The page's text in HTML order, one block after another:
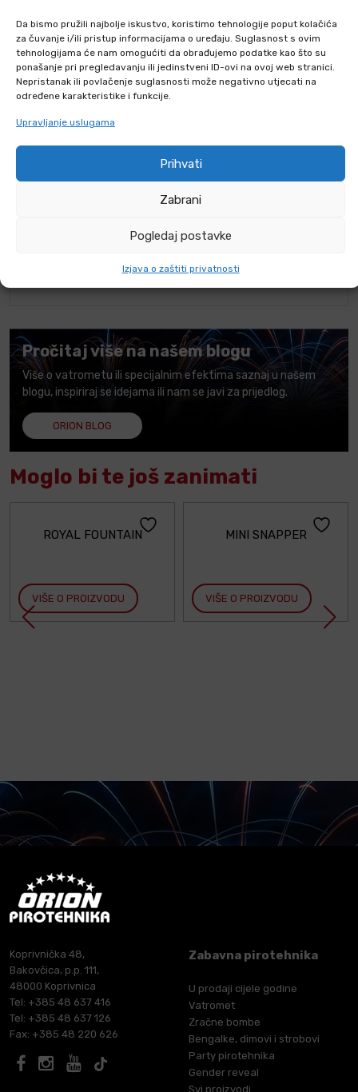
Da bismo pružili najbolje iskustvo, koristimo tehnologije poput kolačića
za čuvanje i/ili pristup informacijama o uređaju. Suglasnost s ovim
tehnologijama će nam omogućiti da obrađujemo podatke kao što su
ponašanje pri pregledavanju ili jedinstveni ID-ovi na ovoj web stranici.
Nepristanak ili povlačenje suglasnosti može negativno utjecati na
određene karakteristike i funkcije.
Upravljanje uslugama
Prihvati
Zabrani
Pogledaj postavke
Izjava o zaštiti privatnosti
ČESTA PITANJA
KOMENTARI O PROIZVODU
Kada smijem upotrebljavati pirotehniku
Tko može kupiti pirotehniku kategorije
Gdje mogu kupiti F1 pirotehniku?
Pročitaj više na našem blogu
Više o vatrometu ili specijalnim efektima saznaj u našem
blogu, inspiriraj se idejama ili nam se javi za prijedlog.
ORION BLOG
Moglo bi te još zanimati
ROYAL FOUNTAIN
VIŠE O PROIZVODU
MINI SNAPPER
VIŠE O PROIZVODU
Koprivnička 48,
Bakovčica, p.p. 111,
48000 Koprivnica
Tel: +385 48 637 416
Tel: +385 48 637 126
Fax: +385 48 220 626
Zabavna pirotehnika
U prodaji cijele godine
Vatromet
Zračne bombe
Bengalke, dimovi i strobovi
Party pirotehnika
Gender reveal
Svi proizvodi